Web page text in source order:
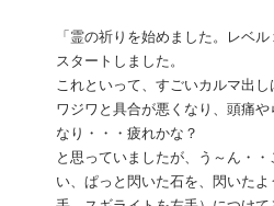
「霊の祈りを始めました。レベ
スタートしました。
これといって、すごいカルマ出
ワジワと具合が悪くなり、頭痛や
なり・・・疲れかな？
と思っていましたが、う～ん・
い、ぱっと閃いた石を、閃いた